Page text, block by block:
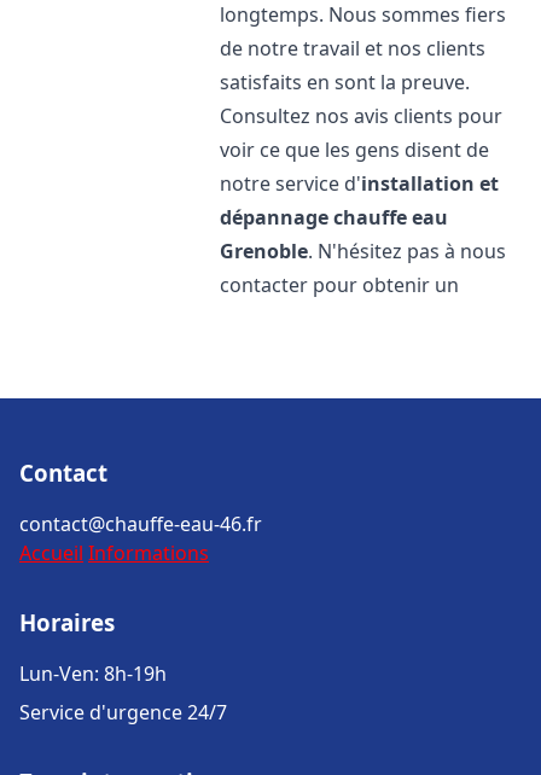
longtemps. Nous sommes fiers
de notre travail et nos clients
satisfaits en sont la preuve.
Consultez nos avis clients pour
voir ce que les gens disent de
notre service d'installation et
dépannage chauffe eau
Grenoble. N'hésitez pas à nous
contacter pour obtenir un
Contact
contact@chauffe-eau-46.fr
Accueil Informations
Horaires
Lun-Ven: 8h-19h
Service d'urgence 24/7